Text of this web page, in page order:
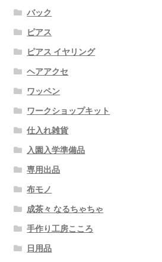
バック
ピアス
ピアス イヤリング
ヘアアクセ
ワッペン
ワークショップキット
仕入れ雑貨
入園入学準備品
専用出品
布モノ
成茶々 なるちゃちゃ
手作り工房こころ
日用品